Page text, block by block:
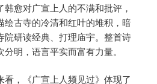
愈对广宣上人的不满和批评，
绘古寺的冷清和红叶的堆积，暗
院研读经典、打理庙宇。整首诗
明，语言平实而富有力量。
，《广宣上人频见过》体现了